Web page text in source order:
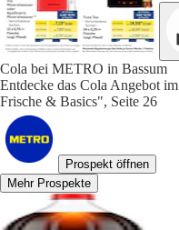
Cola bei METRO in Bassum
Entdecke das Cola Angebot
Frische & Basics", Seite 26
Prospekt öffnen
Mehr Prospekte